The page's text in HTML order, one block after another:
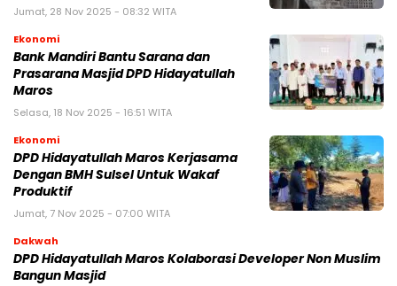
Jumat, 28 Nov 2025 - 08:32 WITA
Ekonomi
Bank Mandiri Bantu Sarana dan
Prasarana Masjid DPD Hidayatullah
Maros
Selasa, 18 Nov 2025 - 16:51 WITA
Ekonomi
DPD Hidayatullah Maros Kerjasama
Dengan BMH Sulsel Untuk Wakaf
Produktif
Jumat, 7 Nov 2025 - 07:00 WITA
Dakwah
DPD Hidayatullah Maros Kolaborasi Developer Non Muslim
Bangun Masjid